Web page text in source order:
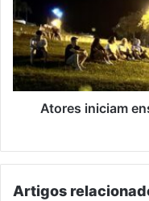
Paixão
de
Cristo
de
Muçum
Atores iniciam
Artigos